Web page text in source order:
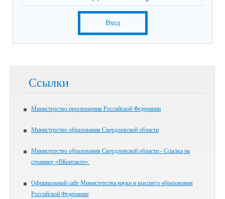
Вход
Ссылки
Министерство просвещения Российской Федерации
Министерство образования Свердловской области
Министерство образования Свердловской области - Ссылка на
страницу «ВКонтакте»:
Официальный сайт Министерства науки и высшего образования
Российской Федерации